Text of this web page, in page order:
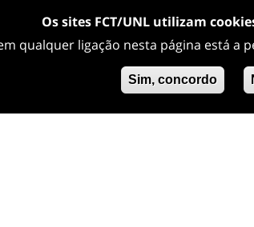
Os sites FCT/UNL utilizam
qualquer ligação nesta página está
Sim, concordo